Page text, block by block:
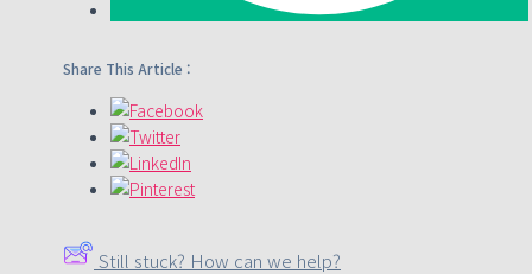
Share This Article :
Still stuck? How can we help?